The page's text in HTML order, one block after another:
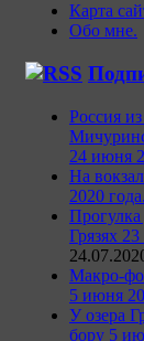
Карта
Обо мне.
Россия
24 июня
На
2020 года.
Грязях
Макро-
5 июня
У озера
бору 5